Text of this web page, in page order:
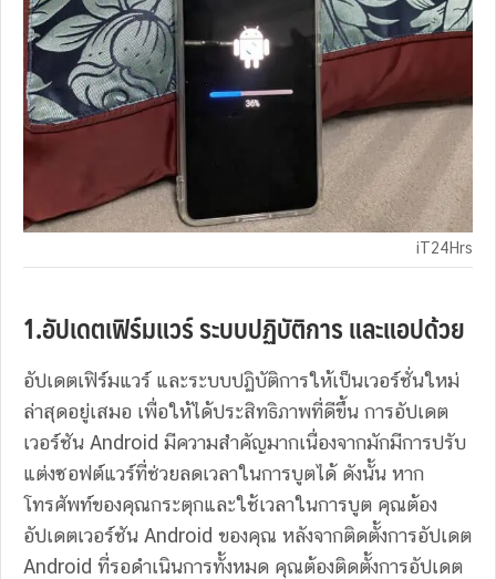
iT24Hrs
1.อัปเดตเฟิร์มแวร์ ระบบปฏิบัติการ และแอปด้วย
อัปเดตเฟิร์มแวร์ และระบบปฏิบัติการให้เป็นเวอร์ชั่นใหม่
ล่าสุดอยู่เสมอ เพื่อให้ได้ประสิทธิภาพที่ดีขึ้น การอัปเดต
เวอร์ชัน Android มีความสำคัญมากเนื่องจากมักมีการปรับ
แต่งซอฟต์แวร์ที่ช่วยลดเวลาในการบูตได้ ดังนั้น หาก
โทรศัพท์ของคุณกระตุกและใช้เวลาในการบูต คุณต้อง
อัปเดตเวอร์ชัน Android ของคุณ หลังจากติดตั้งการอัปเดต
Android ที่รอดำเนินการทั้งหมด คุณต้องติดตั้งการอัปเดต